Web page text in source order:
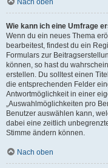
Nach oben
Wie kann ich eine Umfrage
Wenn du ein neues Thema
bearbeitest, findest du ein
Formulars zur
können, so hast du
erstellen. Du solltest einen
die entsprechenden Felder
Antwortmöglichkeit in einer
„Auswahlmöglichkeiten pro
Benutzer auswählen kann,
dabei eine zeitlich
Stimme ändern können.
Nach oben